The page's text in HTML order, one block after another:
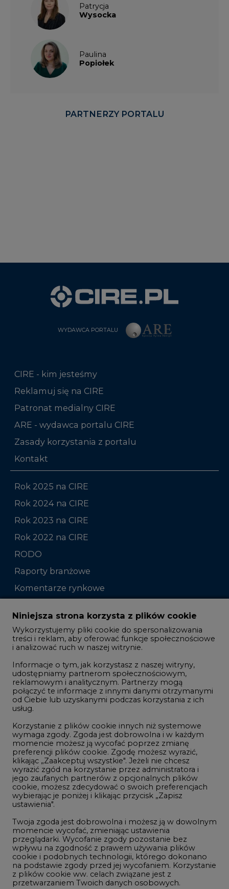
Patrycja
Wysocka
Paulina
Popiołek
PARTNERZY PORTALU
WYDAWCA PORTALU
CIRE - kim jesteśmy
Reklamuj się na CIRE
Patronat medialny CIRE
ARE - wydawca portalu CIRE
Zasady korzystania z portalu
Kontakt
Rok 2025 na CIRE
Rok 2024 na CIRE
Rok 2023 na CIRE
Rok 2022 na CIRE
RODO
Raporty branżowe
Komentarze rynkowe
Zmiany kadrowe na rynku
Studio CIRE
Rozmowy o energetyce
Gospodarka
Geopolityka
LTE450
Innowacje i AI
Telekomunikacja i IT
Handel emisjami CO2
Wodór
Górnictwo
Atom
Fotowoltaika
Offshore wind
Niniejsza strona korzysta z plików cookie
Wykorzystujemy pliki cookie do spersonalizowania
treści i reklam, aby oferować funkcje społecznościowe
i analizować ruch w naszej witrynie.
Informacje o tym, jak korzystasz z naszej witryny,
udostępniamy partnerom społecznościowym,
reklamowym i analitycznym. Partnerzy mogą
połączyć te informacje z innymi danymi otrzymanymi
od Ciebie lub uzyskanymi podczas korzystania z ich
usług.
Korzystanie z plików cookie innych niż systemowe
wymaga zgody. Zgoda jest dobrowolna i w każdym
momencie możesz ją wycofać poprzez zmianę
preferencji plików cookie. Zgodę możesz wyrazić,
klikając „Zaakceptuj wszystkie". Jeżeli nie chcesz
wyrazić zgód na korzystanie przez administratora i
jego zaufanych partnerów z opcjonalnych plików
cookie, możesz zdecydować o swoich preferencjach
wybierając je poniżej i klikając przycisk „Zapisz
ustawienia".
Twoja zgoda jest dobrowolna i możesz ją w dowolnym
momencie wycofać, zmieniając ustawienia
przeglądarki. Wycofanie zgody pozostanie bez
wpływu na zgodność z prawem używania plików
cookie i podobnych technologii, którego dokonano
na podstawie zgody przed jej wycofaniem. Korzystanie
z plików cookie ww. celach związane jest z
przetwarzaniem Twoich danych osobowych.